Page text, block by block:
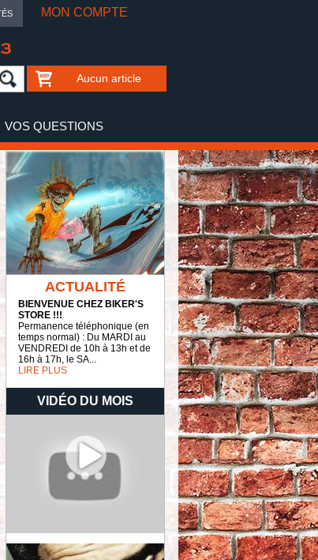
MON COMPTE
Aucun article
VOS QUESTIONS
ACTUALITÉ
BIENVENUE CHEZ BIKER'S
STORE !!!
Permanence téléphonique (en
temps normal) : Du MARDI au
VENDREDI de 10h à 13h et de
16h à 17h, le SA...
LIRE PLUS
VIDÉO DU MOIS